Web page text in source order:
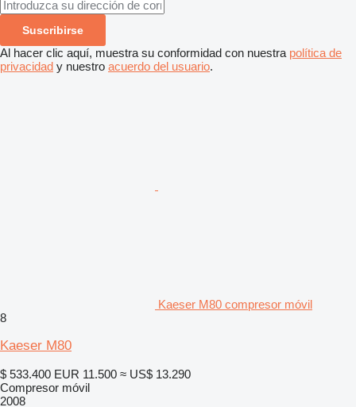
Suscribirse
Al hacer clic aquí, muestra su conformidad con nuestra política de
privacidad y nuestro acuerdo del usuario.
Kaeser M80 compresor móvil
8
Kaeser M80
$ 533.400 EUR 11.500 ≈ US$ 13.290
Compresor móvil
2008